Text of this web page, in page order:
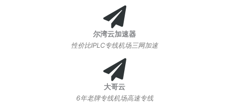
尔湾云加速器
性价比IPLC专线机场三网加速
大哥云
6年老牌专线机场高速专线